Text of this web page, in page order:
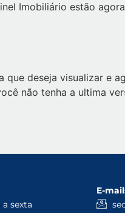
Imobiliário estão
que deseja visualizar e
não tenha a ultima
sexta
E-